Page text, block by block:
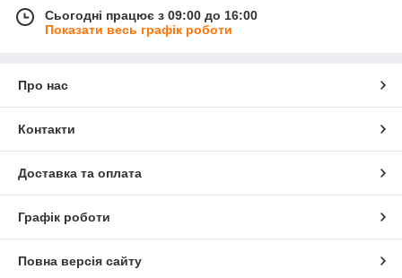
Сьогодні працює з 09:00 до 16:00
Показати весь графік роботи
Про нас
Контакти
Доставка та оплата
Графік роботи
Повна версія сайту